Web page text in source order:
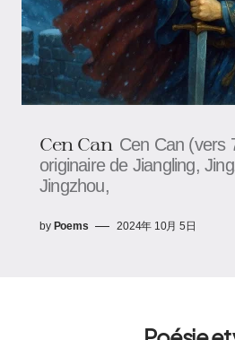
Cen Can Cen Can (vers
originaire de Jiangling,
Jingzhou,
by Poems 2024年 10月 5日